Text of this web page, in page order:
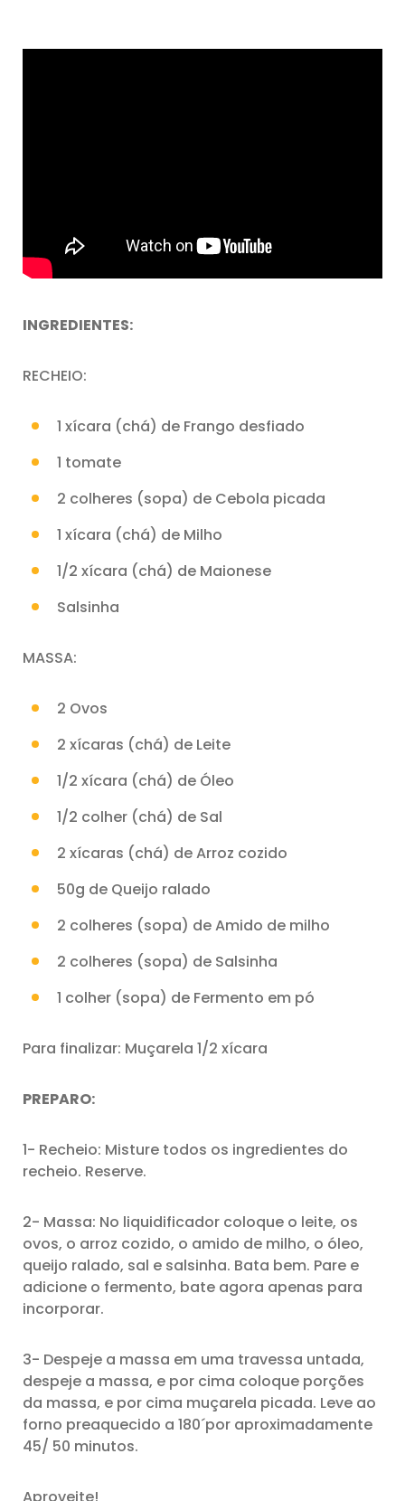
INGREDIENTES:
RECHEIO:
1 xícara (chá) de Frango desfiado
1 tomate
2 colheres (sopa) de Cebola picada
1 xícara (chá) de Milho
1/2 xícara (chá) de Maionese
Salsinha
MASSA:
2 Ovos
2 xícaras (chá) de Leite
1/2 xícara (chá) de Óleo
1/2 colher (chá) de Sal
2 xícaras (chá) de Arroz cozido
50g de Queijo ralado
2 colheres (sopa) de Amido de milho
2 colheres (sopa) de Salsinha
1 colher (sopa) de Fermento em pó
Para finalizar: Muçarela 1/2 xícara
PREPARO:
1- Recheio: Misture todos os ingredientes do
recheio. Reserve.
2- Massa: No liquidificador coloque o leite, os
ovos, o arroz cozido, o amido de milho, o óleo,
queijo ralado, sal e salsinha. Bata bem. Pare e
adicione o fermento, bate agora apenas para
incorporar.
3- Despeje a massa em uma travessa untada,
despeje a massa, e por cima coloque porções
da massa, e por cima muçarela picada. Leve ao
forno preaquecido a 180´por aproximadamente
45/ 50 minutos.